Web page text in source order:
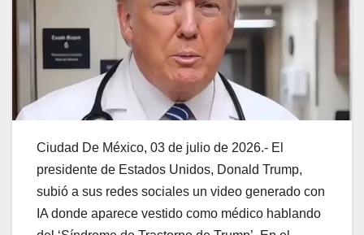
Ciudad De México, 03 de julio de 2026.- El
presidente de Estados Unidos, Donald Trump,
subió a sus redes sociales un video generado con
IA donde aparece vestido como médico hablando